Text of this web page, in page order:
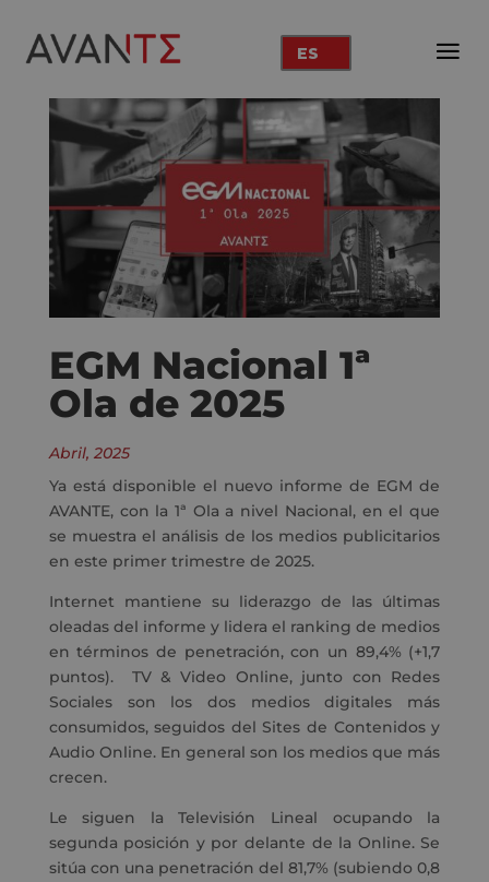
ES
EGM Nacional 1ª
Ola de 2025
Abril, 2025
Ya está disponible el nuevo informe de EGM de
AVANTE, con la 1ª Ola a nivel Nacional, en el que
se muestra el análisis de los medios publicitarios
en este primer trimestre de 2025.
Internet mantiene su liderazgo de las últimas
oleadas del informe y lidera el ranking de medios
en términos de penetración, con un 89,4% (+1,7
puntos). TV & Video Online, junto con Redes
Sociales son los dos medios digitales más
consumidos, seguidos del Sites de Contenidos y
Audio Online. En general son los medios que más
crecen.
Le siguen la Televisión Lineal ocupando la
segunda posición y por delante de la Online. Se
sitúa con una penetración del 81,7% (subiendo 0,8